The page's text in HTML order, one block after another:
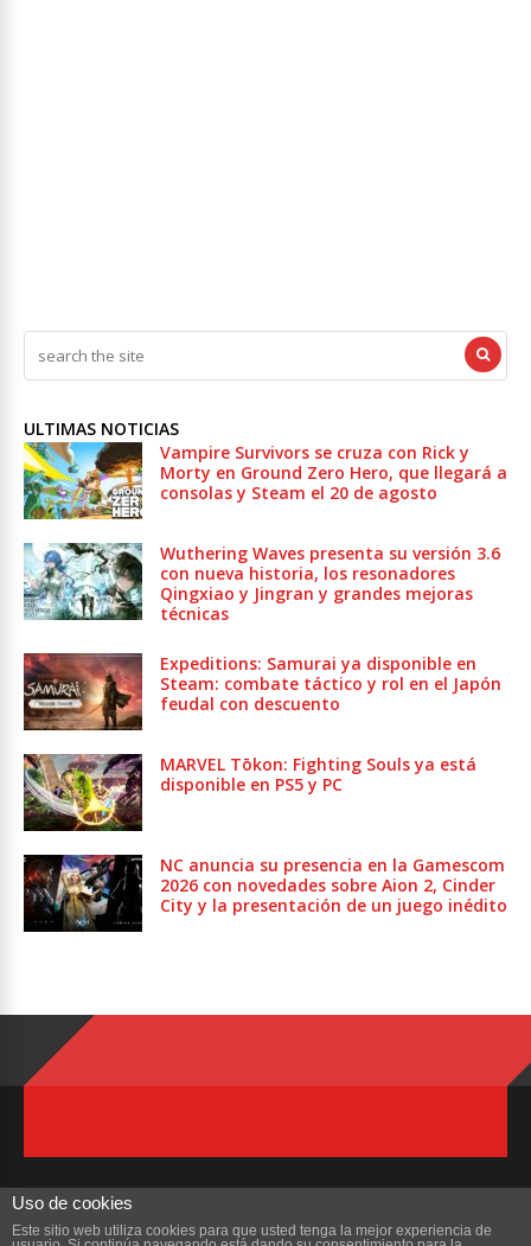
ULTIMAS NOTICIAS
Vampire Survivors se cruza con Rick y
Morty en Ground Zero Hero, que llegará a
consolas y Steam el 20 de agosto
Wuthering Waves presenta su versión 3.6
con nueva historia, los resonadores
Qingxiao y Jingran y grandes mejoras
técnicas
Expeditions: Samurai ya disponible en
Steam: combate táctico y rol en el Japón
feudal con descuento
MARVEL Tōkon: Fighting Souls ya está
disponible en PS5 y PC
NC anuncia su presencia en la Gamescom
2026 con novedades sobre Aion 2, Cinder
City y la presentación de un juego inédito
Uso de cookies
Este sitio web utiliza cookies para que usted tenga la mejor experiencia de